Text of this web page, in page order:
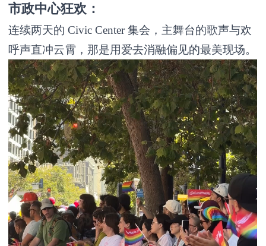
市政中心狂欢：
连续两天的 Civic Center 集会，主舞台的歌声与欢
呼声直冲云霄，那是用爱去消融偏见的最美现场。